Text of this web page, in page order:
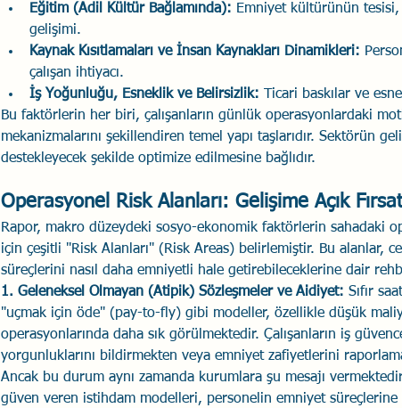
Eğitim (Adil Kültür Bağlamında): Emniyet kültürünün tesisi,
gelişimi.
Kaynak Kısıtlamaları ve İnsan Kaynakları Dinamikleri:
çalışan ihtiyacı.
İş Yoğunluğu, Esneklik ve Belirsizlik: Ticari baskılar ve
Bu faktörlerin her biri, çalışanların günlük operasyonlardaki
mekanizmalarını şekillendiren temel yapı taşlarıdır. Sektörün
destekleyecek şekilde optimize edilmesine bağlıdır.
Operasyonel Risk Alanları: Gelişime Açık
Rapor, makro düzeydeki sosyo-ekonomik faktörlerin sahadaki
için çeşitli "Risk Alanları" (Risk Areas) belirlemiştir. Bu alanlar,
süreçlerini nasıl daha emniyetli hale getirebileceklerine dair
1. Geleneksel Olmayan (Atipik) Sözleşmeler ve Aidiyet: Sıfır
"uçmak için öde" (pay-to-fly) gibi modeller, özellikle düşük
operasyonlarında daha sık görülmektedir. Çalışanların iş
yorgunluklarını bildirmekten veya emniyet zafiyetlerini
Ancak bu durum aynı zamanda kurumlara şu mesajı
güven veren istihdam modelleri, personelin emniyet süreçlerine